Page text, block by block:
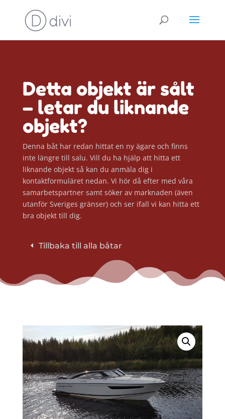
Detta objekt är sålt
– letar du liknande
objekt?
Denna båt har redan hittat en ny ägare och finns
inte längre till salu. Vill du ha hjälp att hitta ett
liknande objekt så kan du anmäla dig i
kontaktformuläret nedan. Vi hör då efter med våra
samarbetspartner samt söker av marknaden (även
utanför Sveriges gränser) och ser ifall vi kan hitta ett
bra objekt till dig.
Tillbaka till alla båtar